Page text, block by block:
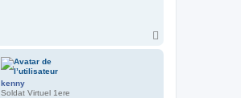
kenny
Soldat Virtuel 1ere